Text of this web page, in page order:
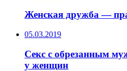
Женская дружба —
05.03.2019
Секс с обрезанным
у женщин